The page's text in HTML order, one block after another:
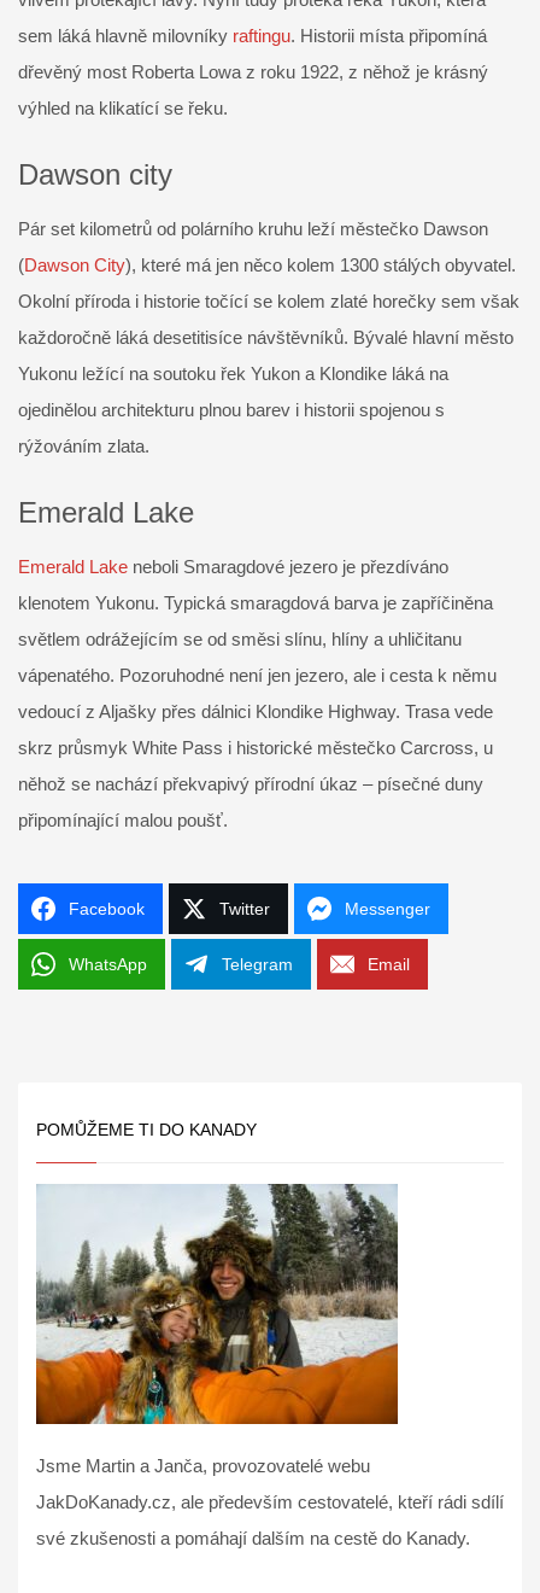
sem láká hlavně milovníky raftingu. Historii místa připomíná
dřevěný most Roberta Lowa z roku 1922, z něhož je krásný
výhled na klikatící se řeku.
Dawson city
Pár set kilometrů od polárního kruhu leží městečko Dawson
(Dawson City), které má jen něco kolem 1300 stálých obyvatel.
Okolní příroda i historie točící se kolem zlaté horečky sem však
každoročně láká desetitisíce návštěvníků. Bývalé hlavní město
Yukonu ležící na soutoku řek Yukon a Klondike láká na
ojedinělou architekturu plnou barev i historii spojenou s
rýžováním zlata.
Emerald Lake
Emerald Lake neboli Smaragdové jezero je přezdíváno
klenotem Yukonu. Typická smaragdová barva je zapříčiněna
světlem odrážejícím se od směsi slínu, hlíny a uhličitanu
vápenatého. Pozoruhodné není jen jezero, ale i cesta k němu
vedoucí z Aljašky přes dálnici Klondike Highway. Trasa vede
skrz průsmyk White Pass i historické městečko Carcross, u
něhož se nachází překvapivý přírodní úkaz – písečné duny
připomínající malou poušť.
Facebook Twitter Messenger
WhatsApp Telegram Email
POMŮŽEME TI DO KANADY
Jsme Martin a Janča, provozovatelé webu
JakDoKanady.cz, ale především cestovatelé, kteří rádi sdílí
své zkušenosti a pomáhají dalším na cestě do Kanady.